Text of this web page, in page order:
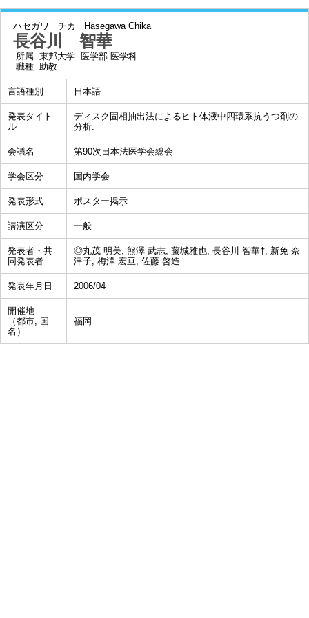
ハセガワ チカ Hasegawa Chika
長谷川 智華
所属 東邦大学 医学部 医学科
職種 助教
言語種別 日本語
発表タイト
ル
ディスク固相抽出法によるヒト体液中四環系抗うつ剤の
分析.
会議名 第90次日本法医学会総会
学会区分 国内学会
発表形式 ポスター掲示
講演区分 一般
発表者・共
同発表者
◎丸茂 明美, 熊澤 武志, 藤城雅也, 長谷川 智華†, 新免 奈
津子, 梅澤 宏亘, 佐藤 啓造
発表年月日 2006/04
開催地
（都市, 国
名）
福岡